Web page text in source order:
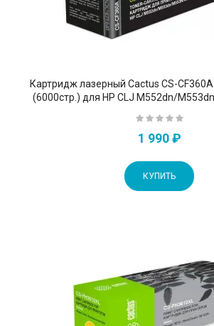
Картридж лазерный Cactus CS-
(6000стр.) для HP CLJ M552dn/
1 990 ₽
КУПИТЬ